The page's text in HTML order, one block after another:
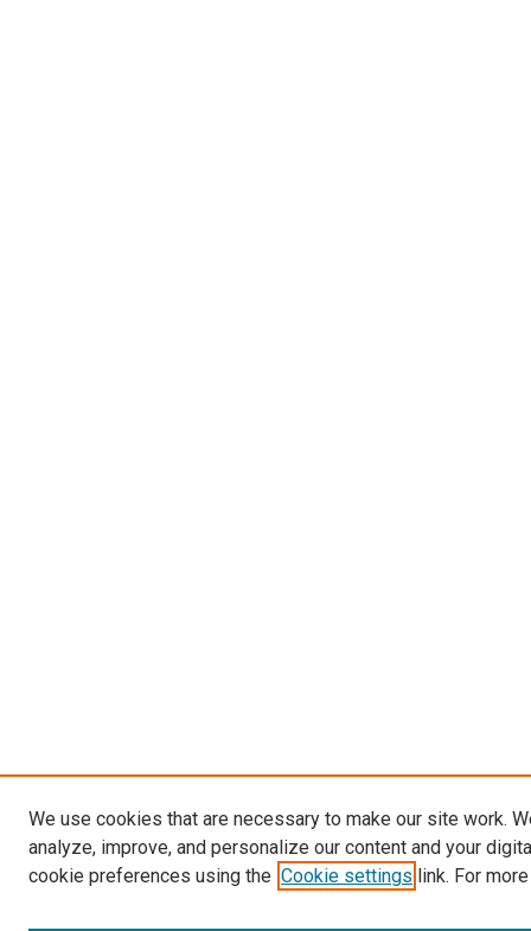
We use cookies that are necessary to make our site work.
analyze, improve, and personalize our content and your
cookie preferences using the Cookie settings link. For